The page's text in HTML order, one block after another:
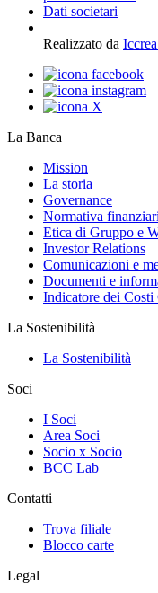
Dati societari
Realizzato da
La Banca
Mission
La storia
Governance
Normativa
Etica di Gruppo e
Investor Relations
Comunicazioni e
Documenti e
Indicatore dei
La Sostenibilità
La Sostenibilità
Soci
I Soci
Area Soci
Socio x Socio
BCC Lab
Contatti
Trova filiale
Blocco carte
Legal